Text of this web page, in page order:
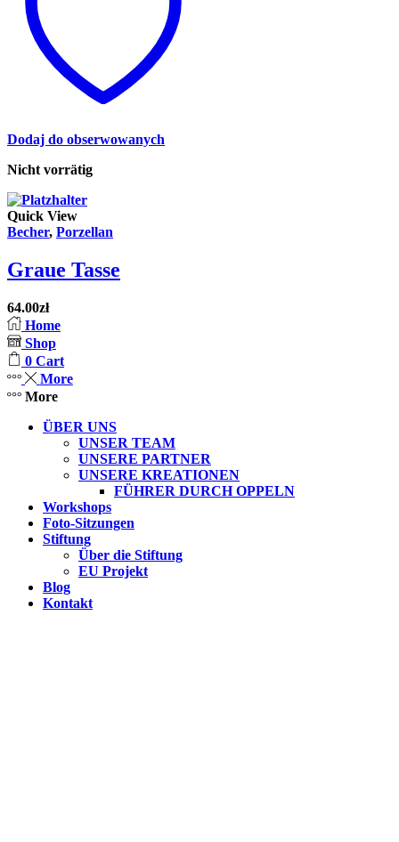
Dodaj do obserwowanych
Nicht vorrätig
Quick View
Becher, Porzellan
Graue Tasse
64.00zł
Home
Shop
0 Cart
More
More
ÜBER UNS
UNSER TEAM
UNSERE PARTNER
UNSERE KREATIONEN
FÜHRER DURCH OPPELN
Workshops
Foto-Sitzungen
Stiftung
Über die Stiftung
EU Projekt
Blog
Kontakt